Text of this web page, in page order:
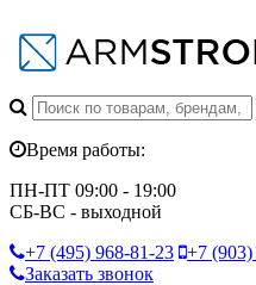
Время работы:
ПН-ПТ 09:00 - 19:00
СБ-ВС - выходной
+7 (495) 968-81-23 +7 (903)
Заказать звонок